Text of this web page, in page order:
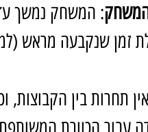
: המשחק נמשך
זמן שנקבעה מראש (למשל 15
אין תחרות בין הקבוצות,
עבור הכוורת המשותפת.